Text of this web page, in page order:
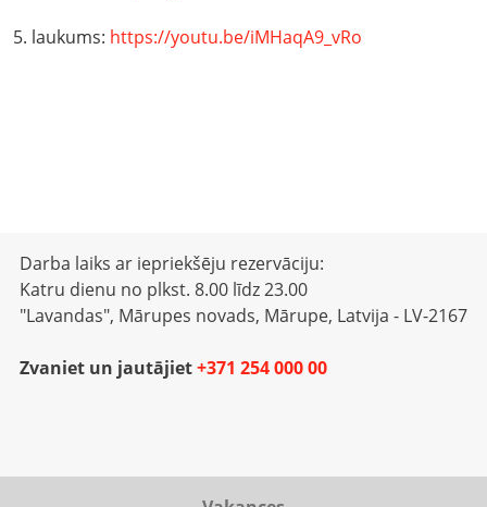
5. laukums: https://youtu.be/iMHaqA9_vRo
Darba laiks ar iepriekšēju rezervāciju:
Katru dienu no plkst. 8.00 līdz 23.00
"Lavandas", Mārupes novads, Mārupe, Latvija - LV-2167
Zvaniet un jautājiet+371 254 000 00